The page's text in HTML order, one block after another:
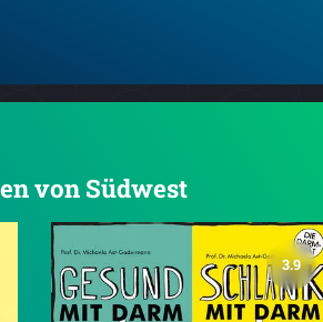
von Südwest
3.9